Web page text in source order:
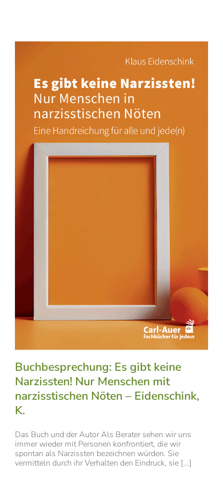
Buchbesprechung: Es gibt keine
Narzissten! Nur Menschen mit
narzisstischen Nöten – Eidenschink,
K.
Das Buch und der Autor Als Berater sehen wir uns
immer wieder mit Personen konfrontiert, die wir
spontan als Narzissten bezeichnen würden. Sie
vermitteln durch ihr Verhalten den Eindruck, sie [...]